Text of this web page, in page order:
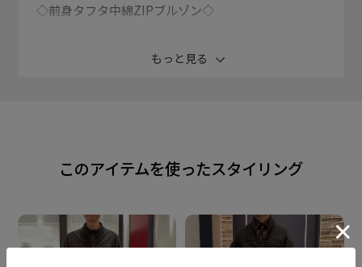
◇前身タフタ中綿ZIPブルゾン◇
表生地には目がしっかり詰まって適度な 張り感と光沢
冬先まで使える袖があるブルゾンタイプ でフリース生
便利なポケット付きで、 ビジネススタイルにも合わせ
もっと見る
このアイテムを使ったスタイリング